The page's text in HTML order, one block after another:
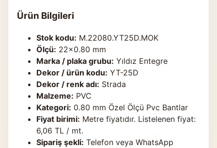
Ürün Bilgileri
Stok kodu: M.22080.YT25D.MOK
Ölçü: 22×0.80 mm
Marka / plaka grubu: Yıldız Entegre
Dekor / ürün kodu: YT-25D
Dekor / renk adı: Strada
Malzeme: PVC
Kategori: 0.80 mm Özel Ölçü Pvc Bantlar
Fiyat birimi: Metre fiyatıdır. Listelenen fiyat:
6,06 TL / mt.
Sipariş şekli: Telefon veya WhatsApp